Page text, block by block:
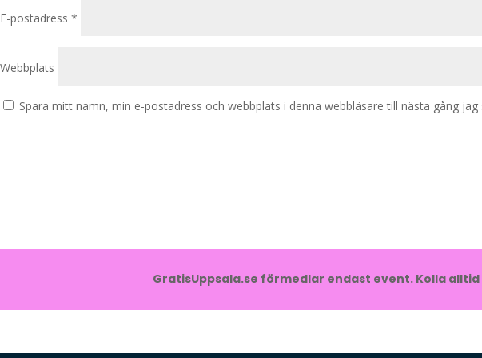
E-postadress *
Webbplats
Spara mitt namn, min e-postadress och webbplats i denna webbläsare till nästa gång
GratisUppsala.se förmedlar endast event. Kolla